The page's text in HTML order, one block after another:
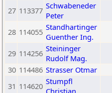
27 113377 Schwabeneder
Peter
28 114055 Standhartinger
Guenther Ing.
29 114256 Steininger
Rudolf Mag.
30 114486 Strasser Otmar
31 114620 Stumpfl
Christian